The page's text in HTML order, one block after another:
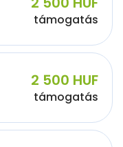
támogatás
2 500 HUF
támogatás